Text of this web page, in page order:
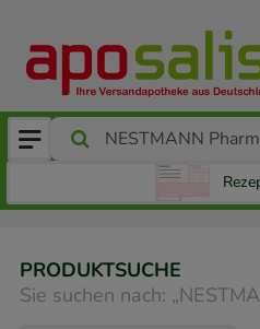
PRODUKTSUCHE
Sie suchen nach: „